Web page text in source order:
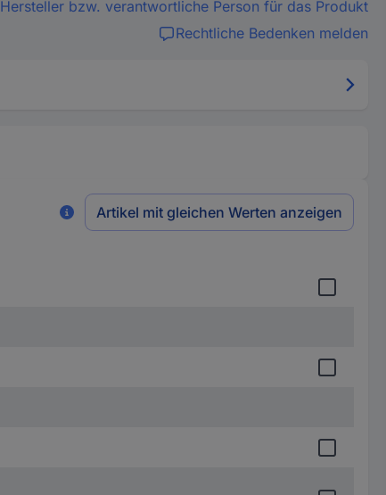
Hersteller bzw. verantwortliche Person für das Produkt
Rechtliche Bedenken melden
Artikel mit gleichen Werten anzeigen